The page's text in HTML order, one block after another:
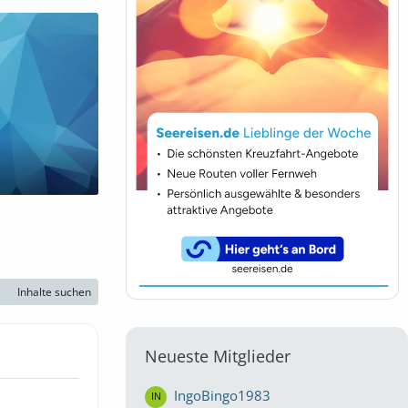
Inhalte suchen
Neueste Mitglieder
IngoBingo1983